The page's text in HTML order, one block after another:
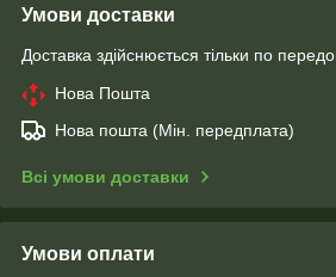
Умови доставки
Доставка здійснюється тільки по
Нова Пошта
Нова пошта (Мін. передплата)
Всі умови доставки
Умови оплати